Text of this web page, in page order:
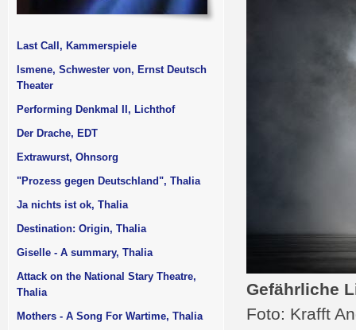
Gefährliche
Foto: Krafft
Last Call, Kammerspiele
Ismene, Schwester von, Ernst Deutsch
Theater
Performing Denkmal II, Lichthof
Der Drache, EDT
Extrawurst, Ohnsorg
"Prozess gegen Deutschland", Thalia
Ja nichts ist ok, Thalia
Destination: Origin, Thalia
Giselle - A summary, Thalia
Attack on the National Stary Theatre,
Thalia
Mothers - A Song For Wartime, Thalia